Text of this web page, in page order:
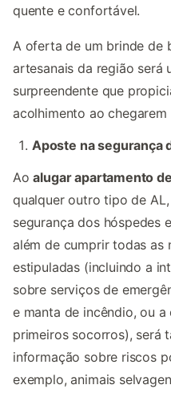
quente e confortável.
A oferta de um brinde de
artesanais da região será
surpreendente que
acolhimento ao chegarem
Aposte na segurança
Aoalugar apartamento
qualquer outro tipo de
segurança dos hóspedes
além de cumprir todas as
estipuladas (incluindo a
sobre serviços de
e manta de incêndio, ou
primeiros socorros), será
informação sobre riscos
exemplo, animais